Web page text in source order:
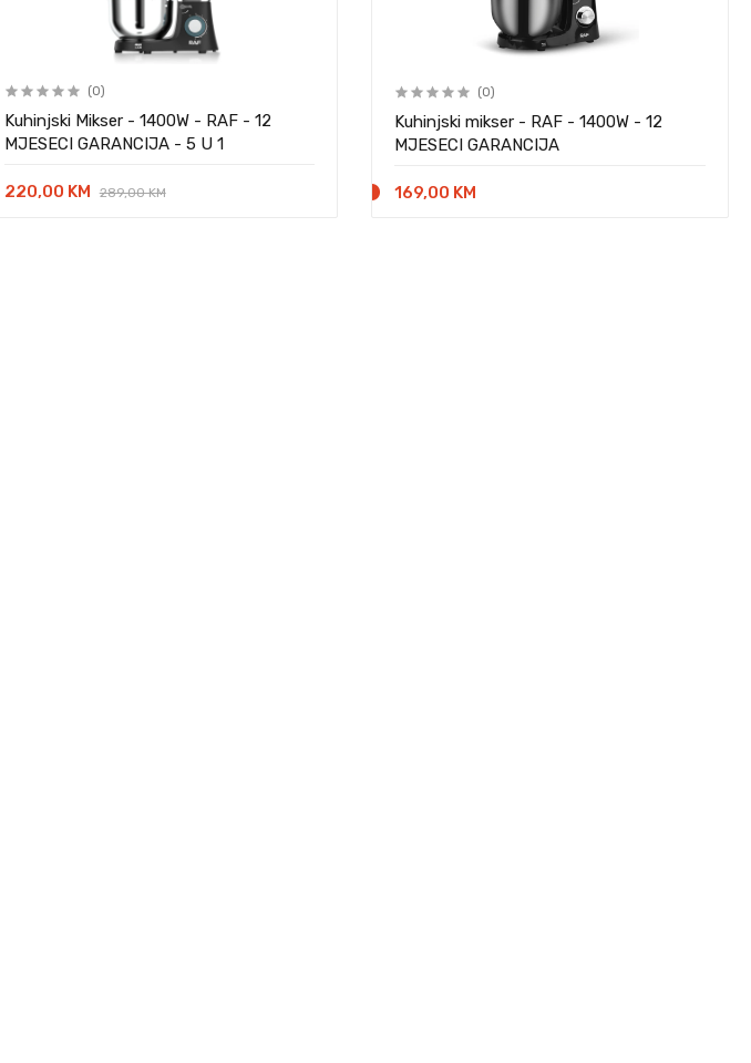
(0)
Kuhinjski Mikser - 1400W - RAF - 12
MJESECI GARANCIJA - 5 U 1
220,00 KM 289,00 KM
(0)
Kuhinjski mikser - RAF - 1400W - 12
MJESECI GARANCIJA
169,00 KM